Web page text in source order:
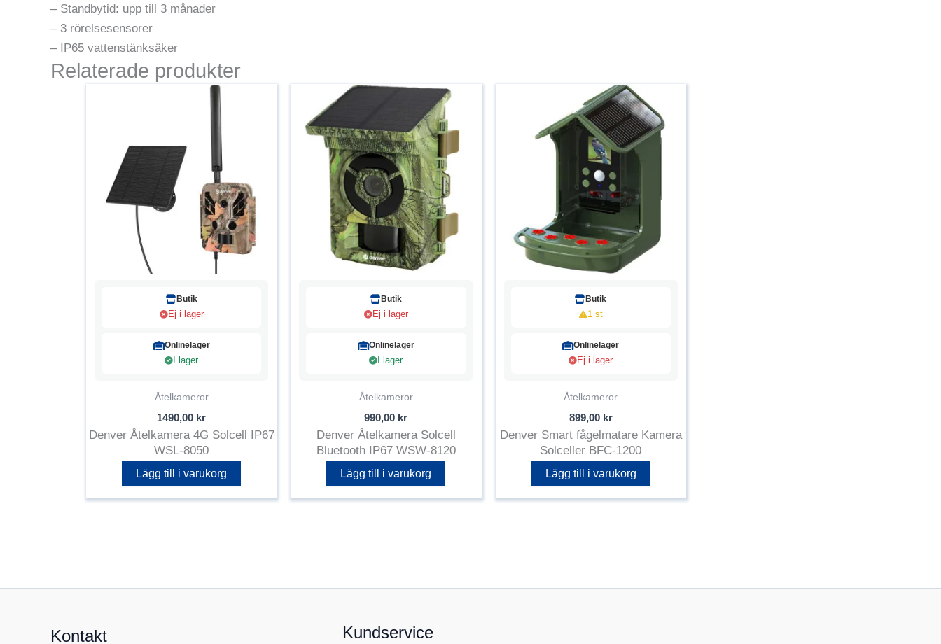
– Standbytid: upp till 3 månader
– 3 rörelsesensorer
– IP65 vattenstänksäker
Relaterade produkter
Butik
Ej i lager
Onlinelager
I lager
Åtelkameror
1490,00 kr
Denver Åtelkamera 4G Solcell IP67
WSL-8050
Lägg till i varukorg
Butik
Ej i lager
Onlinelager
I lager
Åtelkameror
990,00 kr
Denver Åtelkamera Solcell
Bluetooth IP67 WSW-8120
Lägg till i varukorg
Butik
1 st
Onlinelager
Ej i lager
Åtelkameror
899,00 kr
Denver Smart fågelmatare Kamera
Solceller BFC-1200
Lägg till i varukorg
Kontakt
Kundservice